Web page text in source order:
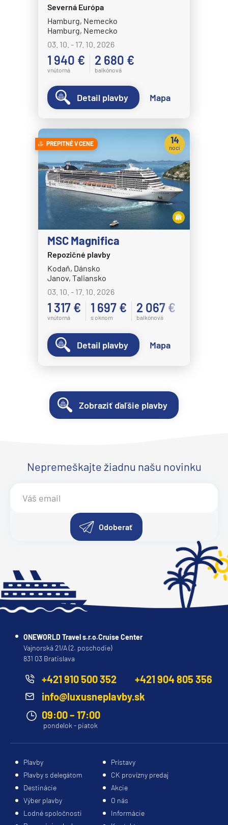
Severná Európa
Hamburg, Nemecko
Hamburg, Nemecko
03. 10. - 17. 10. 2026
1 940 €
vnútorná
2 680 €
balkónová
Detail plavby Mapa
PREPITNÉ V CENE
MSC Magnifica
Repozičné plavby
Kodaň, Dánsko
Janov, Taliansko
03. 10. - 17. 10. 2026
1 317 €
vnútorná
1 697 €
s oknom
2 067 €
balkónová
14
nocí
Detail plavby Mapa
Zobraziť ďaľšie plavby
Nepremeškajte žiadnu našu novinku
Odoberať
ONEWORLD Travel s.r.o.Cruise Center
Vajnorská 21/A (2. poschodie)
831 03 Bratislava
+421 910 500 352
+421 904 805 356
info@luxusneplavby.sk
09:00 – 17:00
pondelok - piatok
Plavby
Prístavy
Plavby s delegátom
CK provízny predaj
Destinácie
Akcie
Výber plavby
O nás
Lodné spoločnosti
Informácie